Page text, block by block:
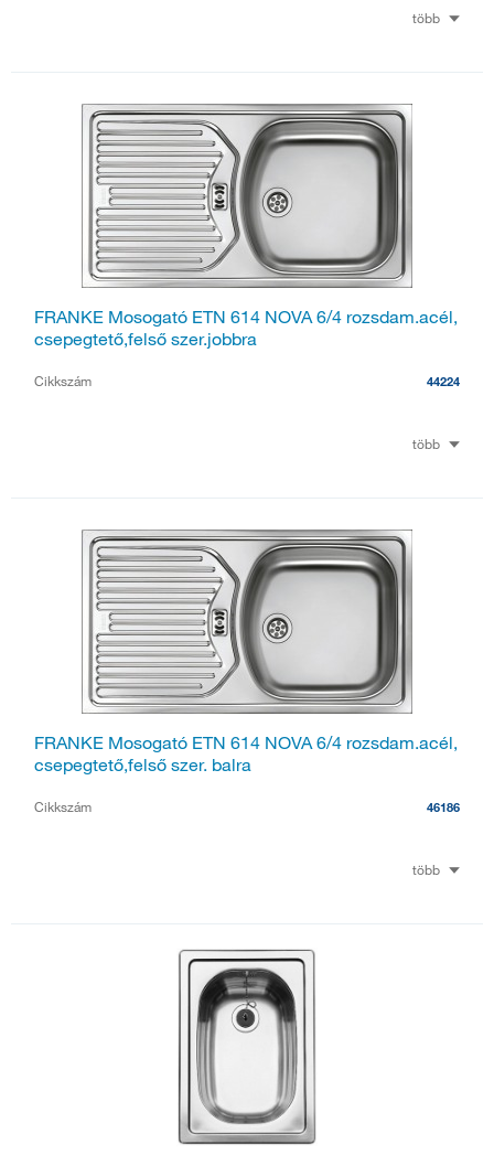
több
FRANKE Mosogató ETN 614 NOVA 6/4 rozsdam.acél,
csepegtető,felső szer.jobbra
Cikkszám 44224
több
FRANKE Mosogató ETN 614 NOVA 6/4 rozsdam.acél,
csepegtető,felső szer. balra
Cikkszám 46186
több